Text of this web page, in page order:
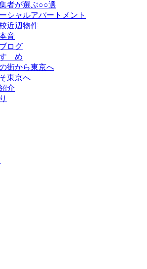
者が選ぶ○○選
シャルアパートメント
近辺物件
音
ログ
ゝめ
街から東京へ
東京へ
介